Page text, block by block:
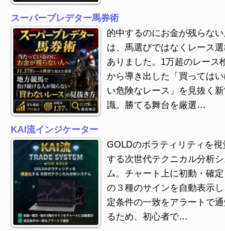
スーパープレデター馬券術
的中するのにお金が残らな
は、馬選びではなくレース選
ありました。1万超のレース
から導き出した「買っては
い危険なレース」を見抜く新
識。勝てる舞台を厳選…
KAI流インジケーター
GOLDのボラティリティを視
する次世代テクニカル分析
ム。チャート上に初動・確
の３種のサインを自動表示
定条件の一致をアラートで
るため、初心者で…